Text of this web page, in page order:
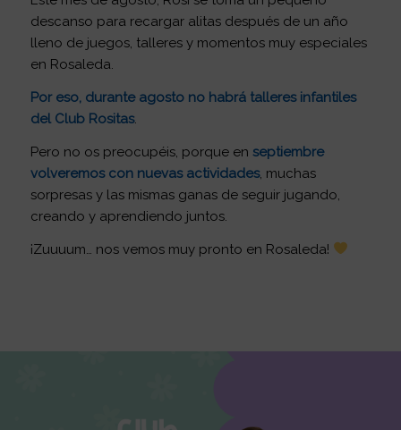
descanso para recargar alitas después de un año
lleno de juegos, talleres y momentos muy especiales
en Rosaleda.
Por eso, durante agosto no habrá talleres infantiles
del Club Rositas.
Pero no os preocupéis, porque en septiembre
volveremos con nuevas actividades, muchas
sorpresas y las mismas ganas de seguir jugando,
creando y aprendiendo juntos.
¡Zuuuum… nos vemos muy pronto en Rosaleda!